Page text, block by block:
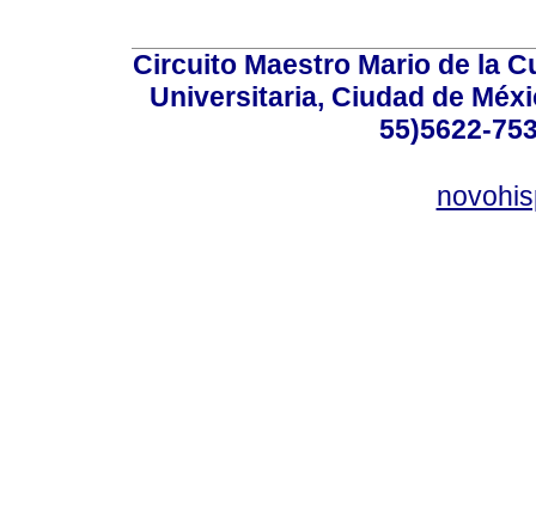
Circuito Maestro Mario de la
Universitaria, Ciudad de
55)5622-